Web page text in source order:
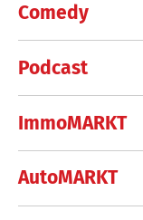
Comedy
Podcast
ImmoMARKT
AutoMARKT